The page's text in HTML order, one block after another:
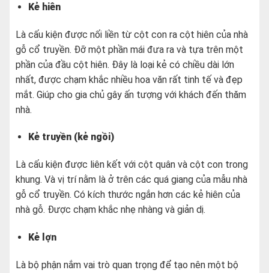
Kẻ hiên
Là cấu kiện được nối liền từ cột con ra cột hiên của nhà
gỗ cổ truyền. Đỡ một phần mái đưa ra và tựa trên một
phần của đầu cột hiên. Đây là loại kẻ có chiều dài lớn
nhất, được chạm khắc nhiều hoa văn rất tinh tế và đẹp
mắt. Giúp cho gia chủ gây ấn tượng với khách đến thăm
nhà.
Kẻ truyền (kẻ ngồi)
Là cấu kiện được liên kết với cột quân và cột con trong
khung. Và vị trí nằm là ở trên các quá giang của mẫu nhà
gỗ cổ truyền. Có kích thước ngắn hơn các kẻ hiên của
nhà gỗ. Được chạm khắc nhẹ nhàng và giản dị.
Kẻ lợn
Là bộ phận nắm vai trò quan trọng để tạo nên một bộ